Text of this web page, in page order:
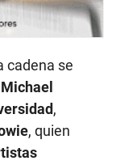
cadena se
Michael
,
, quien